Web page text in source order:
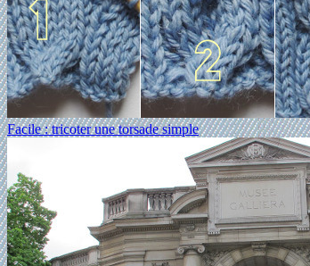
Facile : tricoter une torsade simple